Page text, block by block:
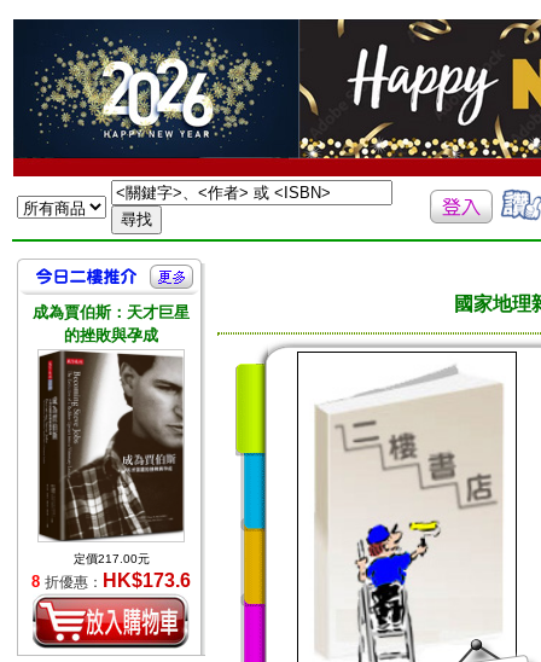
成為賈伯斯：天才巨星
的挫敗與孕成
定價217.00元
8 折優惠： HK$173.6
國家地理